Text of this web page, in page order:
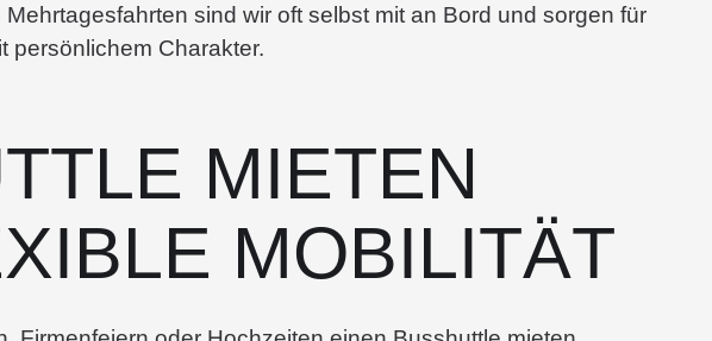
sind wir oft selbst mit an Bord und sorgen für
persönlichem Charakter.
MIETEN
MOBILITÄT